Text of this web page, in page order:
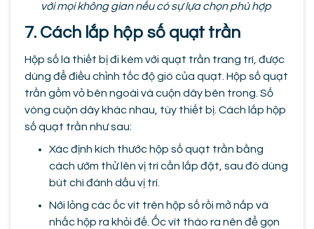
với mọi không gian nếu có sự lựa chọn phù hợp
7. Cách lắp hộp số quạt trần
Hộp số là thiết bị đi kèm với quạt trần trang trí, được
dùng để điều chỉnh tốc độ gió của quạt. Hộp số quạt
trần gồm vỏ bên ngoài và cuộn dây bên trong. Số
vòng cuộn dây khác nhau, tùy thiết bị. Cách lắp hộp
số quạt trần như sau:
Xác định kích thước hộp số quạt trần bằng
cách ướm thử lên vị trí cần lắp đặt, sau đó dùng
bút chì đánh dấu vị trí.
Nới lỏng các ốc vít trên hộp số rồi mở nắp và
nhấc hộp ra khỏi đế. Ốc vít tháo ra nên để gọn